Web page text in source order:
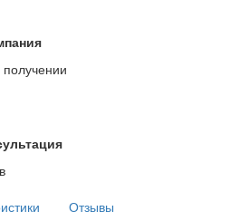
получении
Отзывы